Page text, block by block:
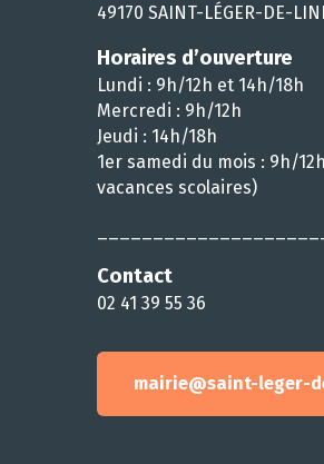
49170 SAINT-LÉGER-DE-
Horaires d’ouverture
Lundi : 9h/12h et 14h/18h
Mercredi : 9h/12h
Jeudi : 14h/18h
1er samedi du mois : 9h/
vacances scolaires)
Contact
02 41 39 55 36
mairie@saint-leger-